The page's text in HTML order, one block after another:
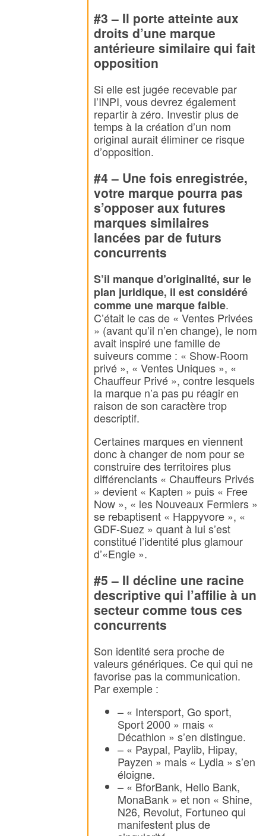
#3 – Il porte atteinte aux
droits d’une marque
antérieure similaire qui fait
opposition
Si elle est jugée recevable par
l’INPI, vous devrez également
repartir à zéro. Investir plus de
temps à la création d’un nom
original aurait éliminer ce risque
d’opposition.
#4 – Une fois enregistrée,
votre marque pourra pas
s’opposer aux futures
marques similaires
lancées par de futurs
concurrents
S’il manque d’originalité, sur le
plan juridique, il est considéré
comme une marque faible.
C’était le cas de « Ventes Privées
» (avant qu’il n’en change), le nom
avait inspiré une famille de
suiveurs comme : « Show-Room
privé », « Ventes Uniques », «
Chauffeur Privé », contre lesquels
la marque n’a pas pu réagir en
raison de son caractère trop
descriptif.
Certaines marques en viennent
donc à changer de nom pour se
construire des territoires plus
différenciants « Chauffeurs Privés
» devient « Kapten » puis « Free
Now », « les Nouveaux Fermiers »
se rebaptisent « Happyvore », «
GDF-Suez » quant à lui s’est
constitué l’identité plus glamour
d’«Engie ».
#5 – Il décline une racine
descriptive qui l’affilie à un
secteur comme tous ces
concurrents
Son identité sera proche de
valeurs génériques. Ce qui qui ne
favorise pas la communication.
Par exemple :
– « Intersport, Go sport,
Sport 2000 » mais «
Décathlon » s’en distingue.
– « Paypal, Paylib, Hipay,
Payzen » mais « Lydia » s’en
éloigne.
– « BforBank, Hello Bank,
MonaBank » et non « Shine,
N26, Revolut, Fortuneo qui
manifestent plus de